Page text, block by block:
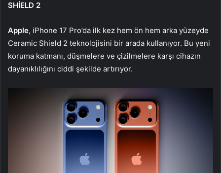
SHİELD 2
Apple, iPhone 17 Pro’da ilk kez hem ön hem arka yüzeyde
Ceramic Shield 2 teknolojisini bir arada kullanıyor. Bu yeni
koruma katmanı, düşmelere ve çizilmelere karşı cihazın
dayanıklılığını ciddi şekilde artırıyor.